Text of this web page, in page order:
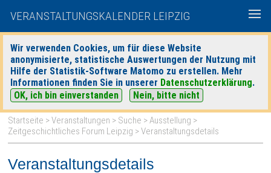
VERANSTALTUNGSKALENDER LEIPZIG
Wir verwenden Cookies, um für diese Website
anonymisierte, statistische Auswertungen der Nutzung mit
Hilfe der Statistik-Software Matomo zu erstellen. Mehr
Informationen finden Sie in unserer Datenschutzerklärung.
OK, ich bin einverstanden
Nein, bitte nicht
heute|morgen| Detaillierte Suche
Startseite >Veranstaltungen > Suche >Ausstellung >
Zeitgeschichtliches Forum Leipzig > Veranstaltungsdetails
Veranstaltungsdetails